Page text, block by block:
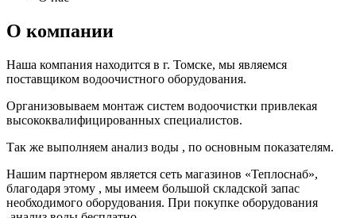
О компании
Наша компания находится в г. Томске, мы являемся
поставщиком водоочистного оборудования.
Организовываем монтаж систем водоочистки привлекая
высококвалифицированных специалистов.
Так же выполняем анализ воды , по основным показателям.
Нашим партнером является сеть магазинов «Теплоснаб»,
благодаря этому , мы имеем большой складской запас
необходимого оборудования. При покупке оборудования